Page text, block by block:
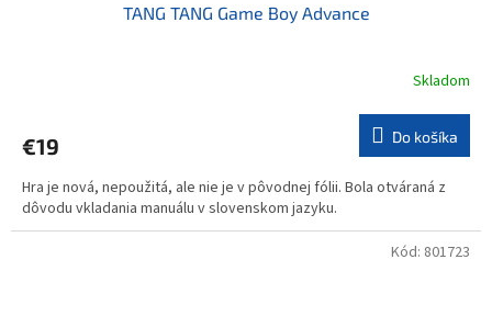
TANG TANG Game Boy Advance
Skladom
€19 Do košíka
Hra je nová, nepoužitá, ale nie je v pôvodnej fólii. Bola otváraná z
dôvodu vkladania manuálu v slovenskom jazyku.
Kód: 801723